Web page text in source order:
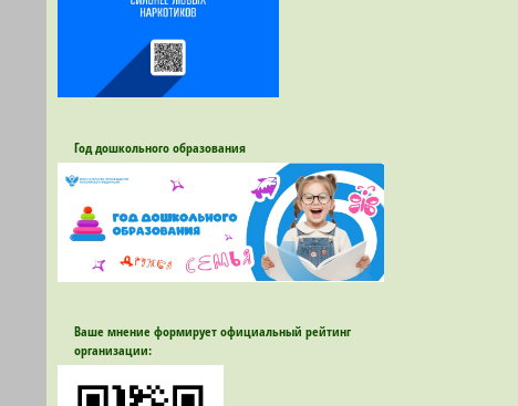
Год дошкольного образования
Ваше мнение формирует официальный рейтинг
организации: